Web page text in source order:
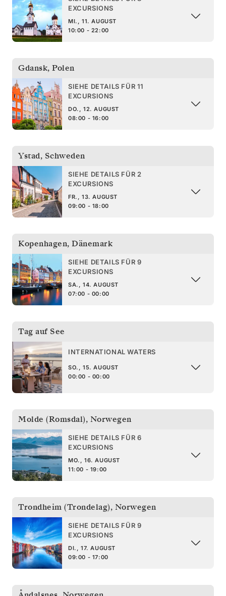
EXCURSIONS
MI., 11. AUGUST
10:00 - 22:00
Gdansk, Polen
SIEHE DETAILS FÜR 11
EXCURSIONS
DO., 12. AUGUST
08:00 - 16:00
Ystad, Schweden
SIEHE DETAILS FÜR 2
EXCURSIONS
FR., 13. AUGUST
09:00 - 18:00
Kopenhagen, Dänemark
SIEHE DETAILS FÜR 9
EXCURSIONS
SA., 14. AUGUST
07:00 - 00:00
Tag auf See
INTERNATIONAL WATERS
SO., 15. AUGUST
00:00 - 00:00
Molde (Romsdal), Norwegen
SIEHE DETAILS FÜR 6
EXCURSIONS
MO., 16. AUGUST
11:00 - 19:00
Trondheim (Trondelag), Norwegen
SIEHE DETAILS FÜR 9
EXCURSIONS
DI., 17. AUGUST
09:00 - 17:00